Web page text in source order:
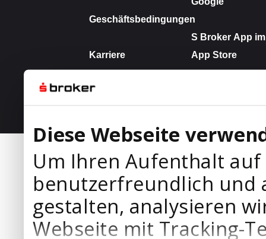
Diese Webseite
Um Ihren Aufenthalt
benutzerfreundlich und
gestalten, analysieren
Webseite mit Tracking-